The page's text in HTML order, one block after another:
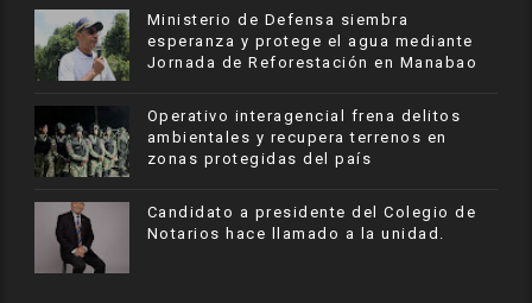
Ministerio de Defensa siembra
esperanza y protege el agua mediante
Jornada de Reforestación en Manabao
Operativo interagencial frena delitos
ambientales y recupera terrenos en
zonas protegidas del país
Candidato a presidente del Colegio de
Notarios hace llamado a la unidad.